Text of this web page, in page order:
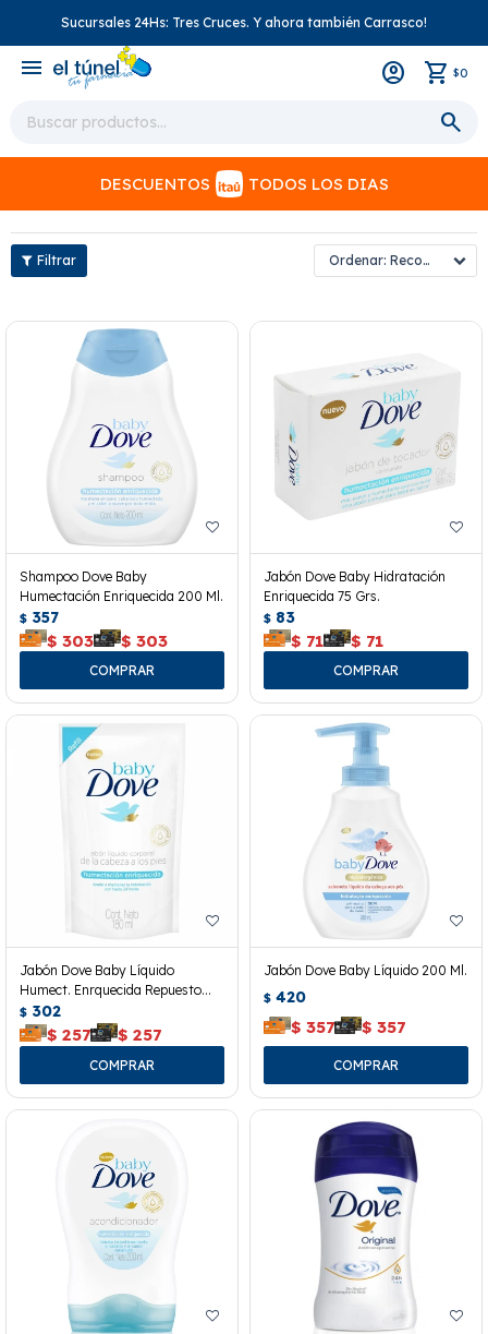
Sucursales 24Hs: Tres Cruces. Y ahora también Carrasco!
menu $0
DESCUENTOS TODOS LOS DIAS
Recomendados
Shampoo Dove Baby
Humectación Enriquecida 200 Ml.
$ 357
$ 303 $ 303
Jabón Dove Baby Hidratación
Enriquecida 75 Grs.
$ 83
$ 71 $ 71
Jabón Dove Baby Líquido
Humect. Enrquecida Repuesto
180 Ml.
$ 302
$ 257 $ 257
Jabón Dove Baby Líquido 200 Ml.
$ 420
$ 357 $ 357
close